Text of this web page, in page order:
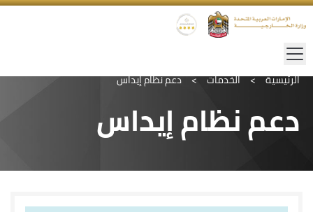
الرئيسية > الخدمات > دعم نظام إيداس
دعم نظام إيداس